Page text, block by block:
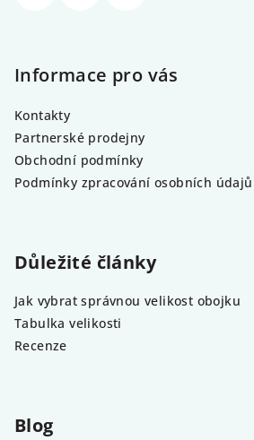
Informace pro vás
Kontakty
Partnerské prodejny
Obchodní podmínky
Podmínky zpracování osobních údajů
Důležité články
Jak vybrat správnou velikost obojku
Tabulka velikosti
Recenze
Blog